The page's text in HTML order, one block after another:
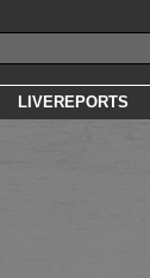
LIVEREPORTS